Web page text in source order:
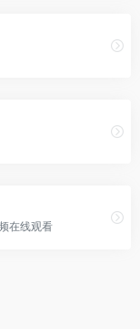
在线观看